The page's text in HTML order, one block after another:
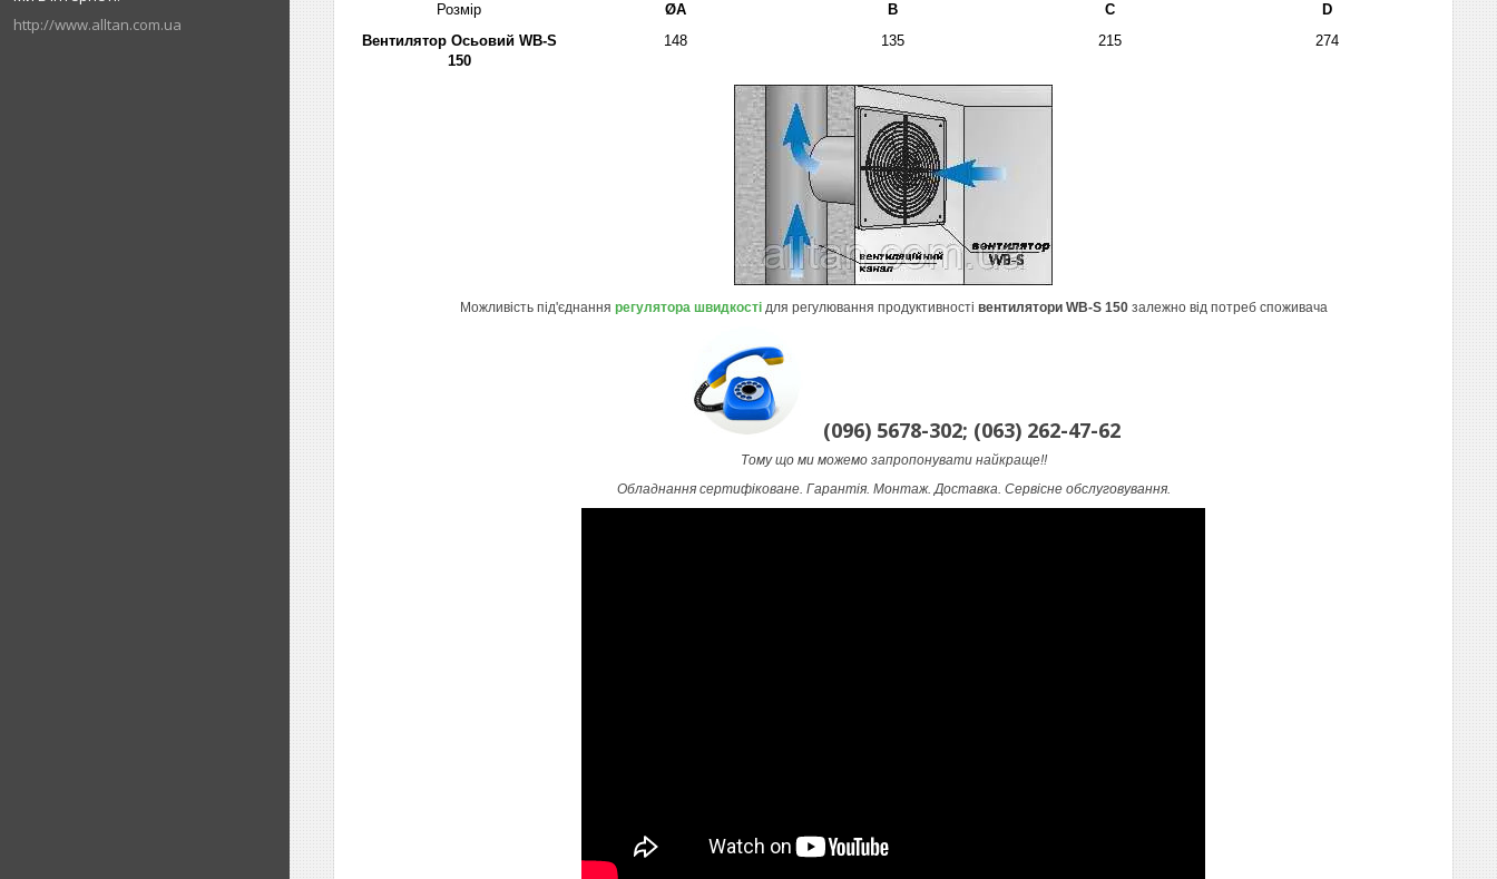
http://www.alltan.com.ua
Розмір ØA B C
D
Вентилятор Осьовий WB-S
150
148 135 215 274
Можливість під'єднання регулятора швидкостідля регулювання продуктивності вентилятори WB-S 150залежно від потреб споживача
(096) 5678-302; (063) 262-47-62
Тому що ми можемо запропонувати найкраще!!
Обладнання сертифіковане. Гарантія. Монтаж. Доставка. Сервісне обслуговування.